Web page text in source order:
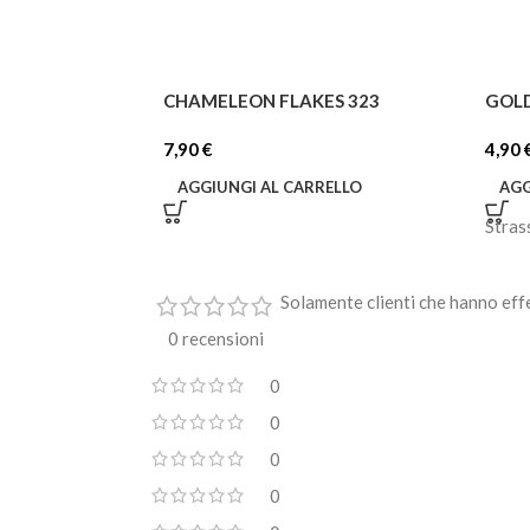
CHAMELEON FLAKES 323
7,90€
AGGIUNGI AL CARRELLO
4,90
0 recensioni
0
0
0
0
Solamente clienti che hanno